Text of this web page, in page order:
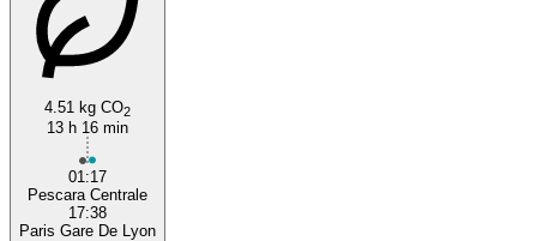
4.51 kg CO2
13 h 16 min
01:17
Pescara Centrale
17:38
Paris Gare De Lyon